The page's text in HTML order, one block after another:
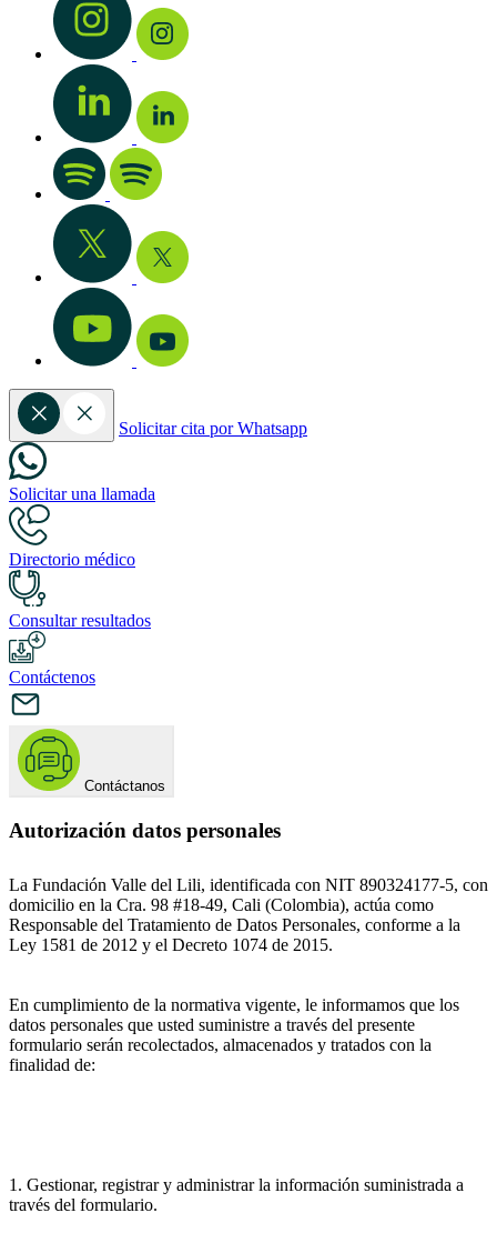
Solicitar cita por Whatsapp
Solicitar una llamada
Directorio médico
Consultar resultados
Contáctenos
Contáctanos
Autorización datos personales
La Fundación Valle del Lili, identificada con NIT 890324177-5, con
domicilio en la Cra. 98 #18-49, Cali (Colombia), actúa como
Responsable del Tratamiento de Datos Personales, conforme a la
Ley 1581 de 2012 y el Decreto 1074 de 2015.
En cumplimiento de la normativa vigente, le informamos que los
datos personales que usted suministre a través del presente
formulario serán recolectados, almacenados y tratados con la
finalidad de:
1. Gestionar, registrar y administrar la información suministrada a
través del formulario.